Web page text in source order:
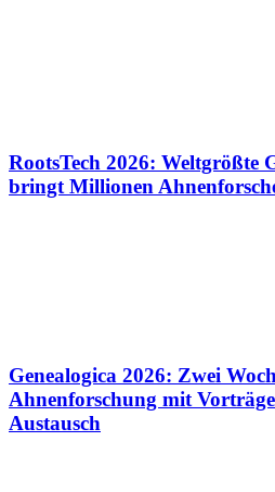
RootsTech 2026: Weltgrößte
bringt Millionen
Genealogica 2026: Zwei
Ahnenforschung mit
Austausch